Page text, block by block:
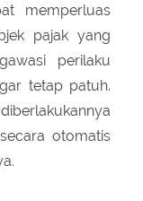
memperluas
pajak yang
perilaku
tetap patuh.
otomatis